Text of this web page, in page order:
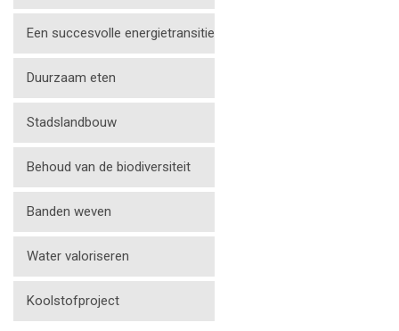
Een succesvolle energietransitie
Duurzaam eten
Stadslandbouw
Behoud van de biodiversiteit
Banden weven
Water valoriseren
Koolstofproject